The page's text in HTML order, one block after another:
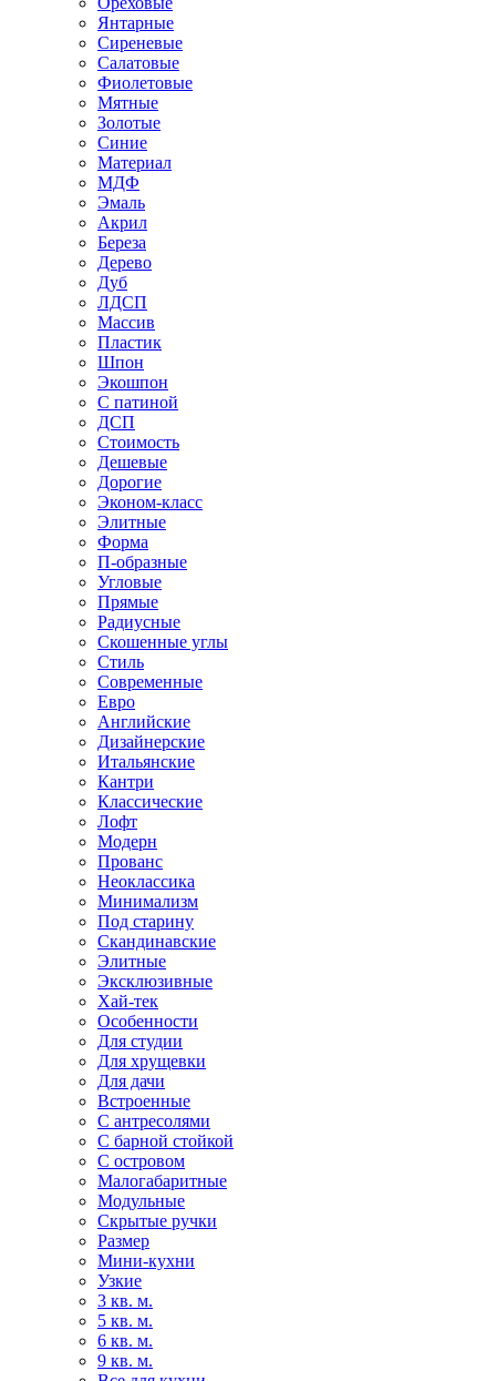
Янтарные
Сиреневые
Салатовые
Фиолетовые
Мятные
Золотые
Синие
Материал
МДФ
Эмаль
Акрил
Береза
Дерево
Дуб
ЛДСП
Массив
Пластик
Шпон
Экошпон
С патиной
ДСП
Стоимость
Дешевые
Дорогие
Эконом-класс
Элитные
Форма
П-образные
Угловые
Прямые
Радиусные
Скошенные углы
Стиль
Современные
Евро
Английские
Дизайнерские
Итальянские
Кантри
Классические
Лофт
Модерн
Прованс
Неоклассика
Минимализм
Под старину
Скандинавские
Элитные
Эксклюзивные
Хай-тек
Особенности
Для студии
Для хрущевки
Для дачи
Встроенные
С антресолями
С барной стойкой
С островом
Малогабаритные
Модульные
Скрытые ручки
Размер
Мини-кухни
Узкие
3 кв. м.
5 кв. м.
6 кв. м.
9 кв. м.